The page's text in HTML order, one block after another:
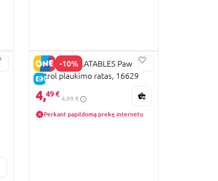
-10%
E-KAINA
MONDO INFLATABLES Paw
Patrol plaukimo ratas, 16629
4,49 €
4,99 €
Perkant papildomą prekę internetu